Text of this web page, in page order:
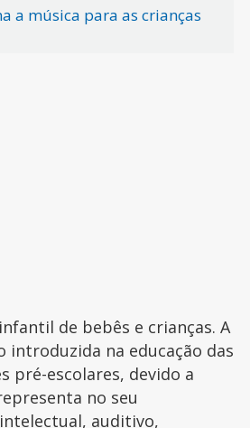
a música para as crianças
de bebês e crianças. A
introduzida na educação das
pré-escolares, devido a
no seu
auditivo,